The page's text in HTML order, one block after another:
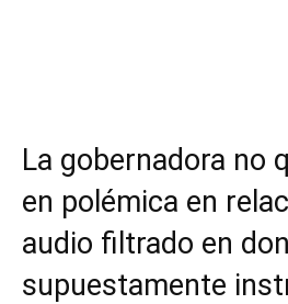
La gobernadora no
en polémica en
audio filtrado en
supuestamente